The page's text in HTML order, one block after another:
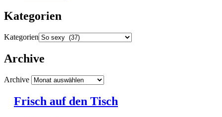
Kategorien
Kategorien
Archive
Archive
Frisch auf den Tisch